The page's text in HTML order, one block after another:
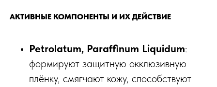
АКТИВНЫЕ КОМПОНЕНТЫ И ИХ ДЕЙСТВИЕ
Petrolatum, Paraffinum Liquidum:
формируют защитную окклюзивную
плёнку, смягчают кожу, способствуют